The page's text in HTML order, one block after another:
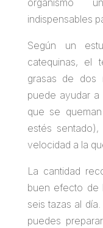
organismo
indispensables
Según un
catequinas, el
grasas de dos
puede ayudar a
que se
estés
velocidad a la
La cantidad
buen efecto de
seis tazas al
puedes